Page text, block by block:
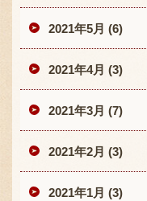
2021年5月 (6)
2021年4月 (3)
2021年3月 (7)
2021年2月 (3)
2021年1月 (3)